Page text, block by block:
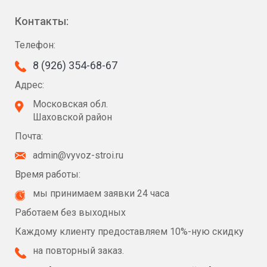
Контакты:
Телефон:
8 (926) 354-68-67
Адрес:
Московская обл.
Шаховской район
Почта:
admin@vyvoz-stroi.ru
Время работы:
мы принимаем заявки 24 часа
Работаем без выходных
Каждому клиенту предоставляем 10%-ную скидку
на повторный заказ.